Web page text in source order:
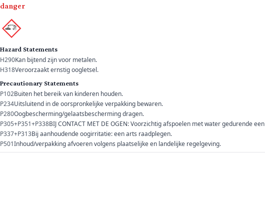
danger
Hazard Statements
H290Kan bijtend zijn voor metalen.
H318Veroorzaakt ernstig oogletsel.
Precautionary Statements
P102Buiten het bereik van kinderen houden.
P234Uitsluitend in de oorspronkelijke verpakking bewaren.
P280Oogbescherming/gelaatsbescherming dragen.
P305+P351+P338BIJ CONTACT MET DE OGEN: Voorzichtig afspoelen met water gedurende
P337+P313Bij aanhoudende oogirritatie: een arts raadplegen.
P501Inhoud/verpakking afvoeren volgens plaatselijke en landelijke regelgeving.